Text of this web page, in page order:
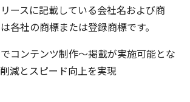
ースに記載している会社名および商
各社の商標または登録商標です。
コンテンツ制作～掲載が実施可能とな
減とスピード向上を実現